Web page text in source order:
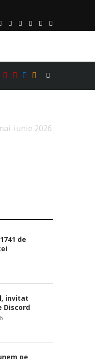
de
invitat
Discord
pe